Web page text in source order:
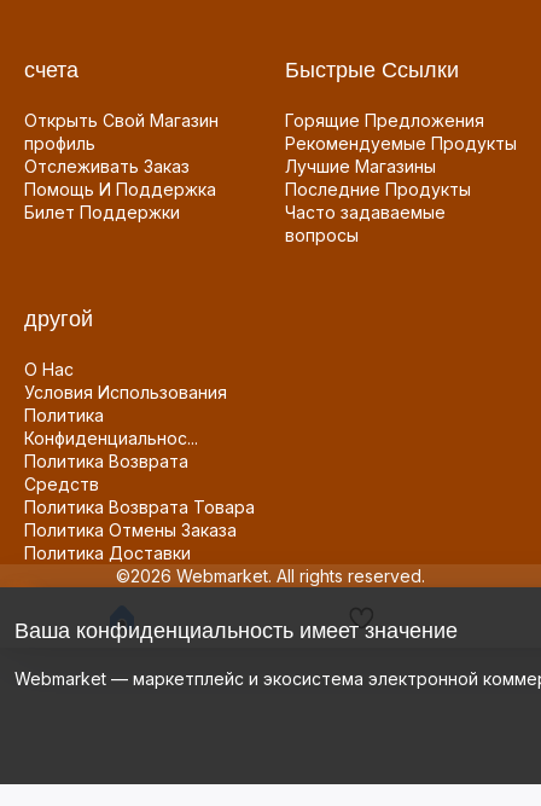
счета
Открыть Свой Магазин
профиль
Отслеживать Заказ
Помощь И Поддержка
Билет Поддержки
Быстрые Ссылки
Горящие Предложения
Рекомендуемые Продукты
Лучшие Магазины
Последние Продукты
Часто задаваемые
вопросы
другой
О Нас
Условия Использования
Политика
Конфиденциальнос...
Политика Возврата
Средств
Политика Возврата Товара
Политика Отмены Заказа
Политика Доставки
©2026 Webmarket. All rights reserved.
Ваша конфиденциальность имеет значение
Webmarket — маркетплейс и экосистема электронной